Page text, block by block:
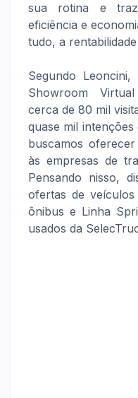
sua rotina e
eficiência e
tudo, a rentabilidade
Segundo
Showroom
cerca de 80 mil
quase mil intenções
buscamos
às empresas de
Pensando nisso,
ofertas de
ônibus e Linha
usados da